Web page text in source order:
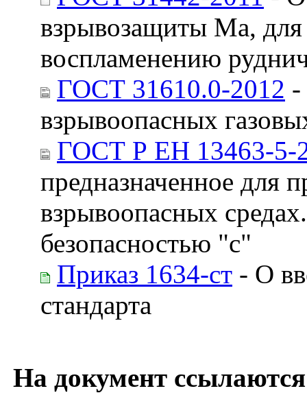
взрывозащиты Ма, для
воспламенению
ГОСТ 31610.0-2012 -
взрывоопасных
ГОСТ Р ЕН 13463-5-
предназначенное для
взрывоопасных
безопасностью "с"
Приказ 1634-ст - О
стандарта
На документ